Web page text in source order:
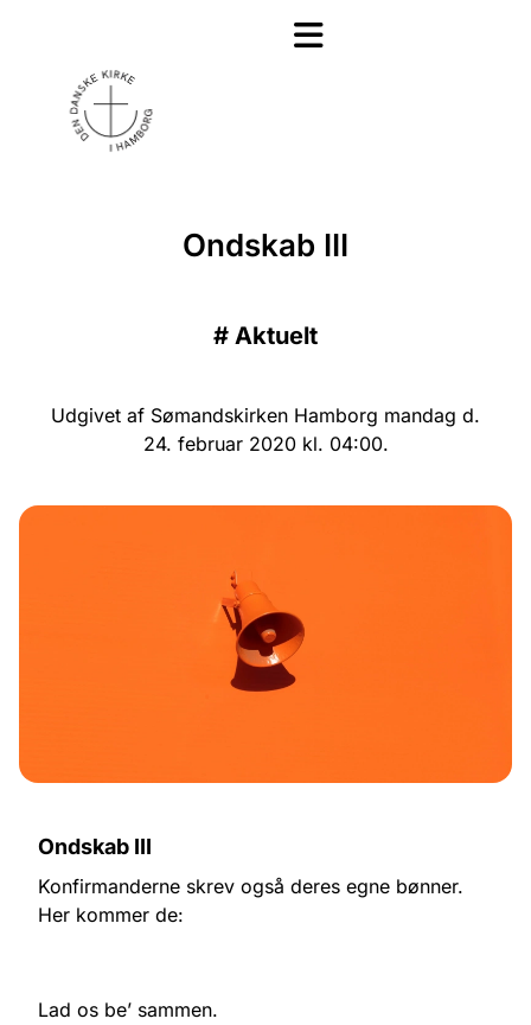
Ondskab III
# Aktuelt
Udgivet af Sømandskirken Hamborg mandag d.
24. februar 2020 kl. 04:00.
Ondskab III
Konfirmanderne skrev også deres egne bønner.
Her kommer de:
Lad os be’ sammen.